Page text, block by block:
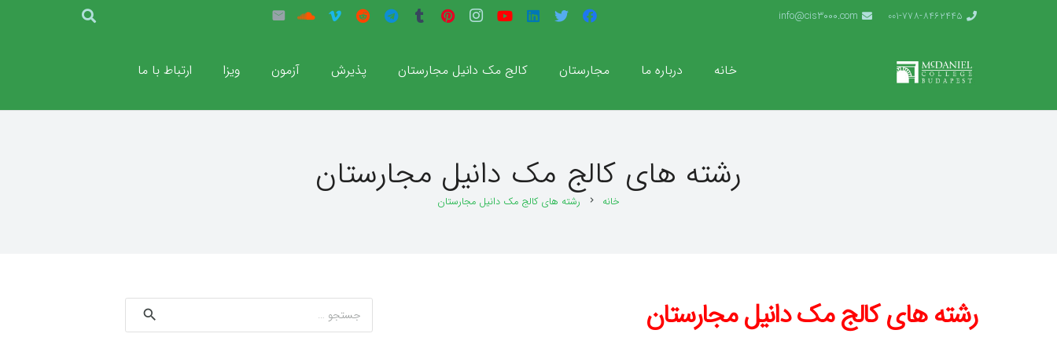
001-778-8462445
info@cis3000.com
خانه درباره ما مجارستان کالج مک دانیل مجارستان پذیرش آزمون ویزا ارتباط با ما
رشته های کالج مک دانیل مجارستان
خانه chevron_right رشته های کالج مک دانیل مجارستان
رشته های کالج مک دانیل مجارستان
برای: